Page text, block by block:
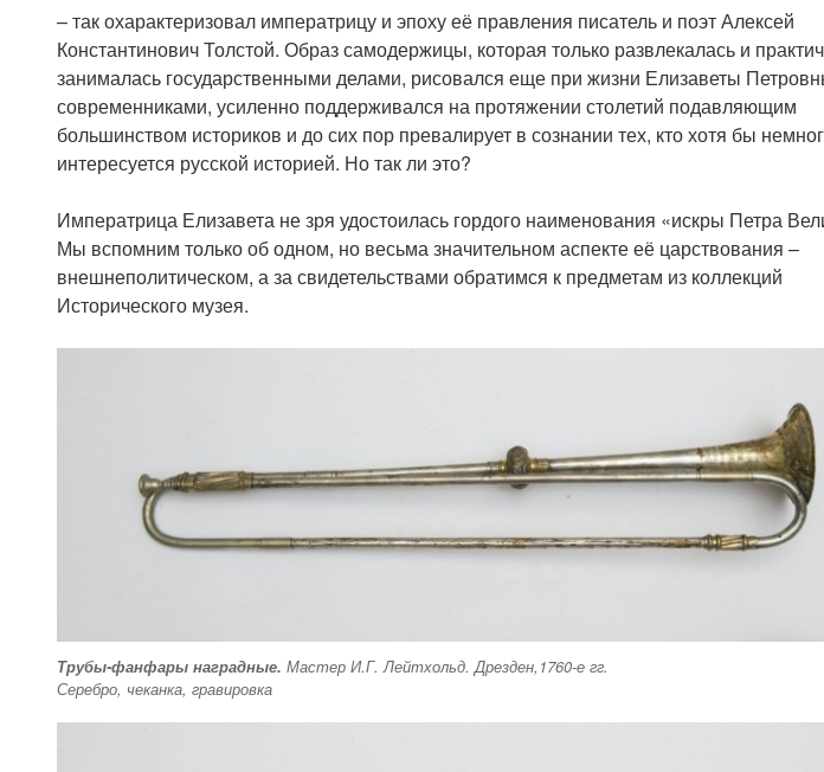
– так охарактеризовал императрицу и эпоху её правления писатель и поэт Алексей
Константинович Толстой. Образ самодержицы, которая только развлекалась и
занималась государственными делами, рисовался еще при жизни Елизаветы
современниками, усиленно поддерживался на протяжении столетий подавляющим
большинством историков и до сих пор превалирует в сознании тех, кто хотя бы
интересуется русской историей. Но так ли это?
Императрица Елизавета не зря удостоилась гордого наименования «искры Петра
Мы вспомним только об одном, но весьма значительном аспекте её царствования –
внешнеполитическом, а за свидетельствами обратимся к предметам из коллекций
Исторического музея.
Трубы-фанфары наградные. Мастер И.Г. Лейтхольд. Дрезден,1760-е гг.
Серебро, чеканка, гравировка